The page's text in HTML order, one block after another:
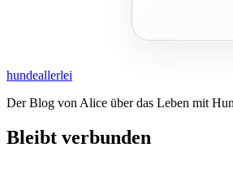
hundeallerlei
Der Blog von Alice über das Leben mit
Bleibt verbunden